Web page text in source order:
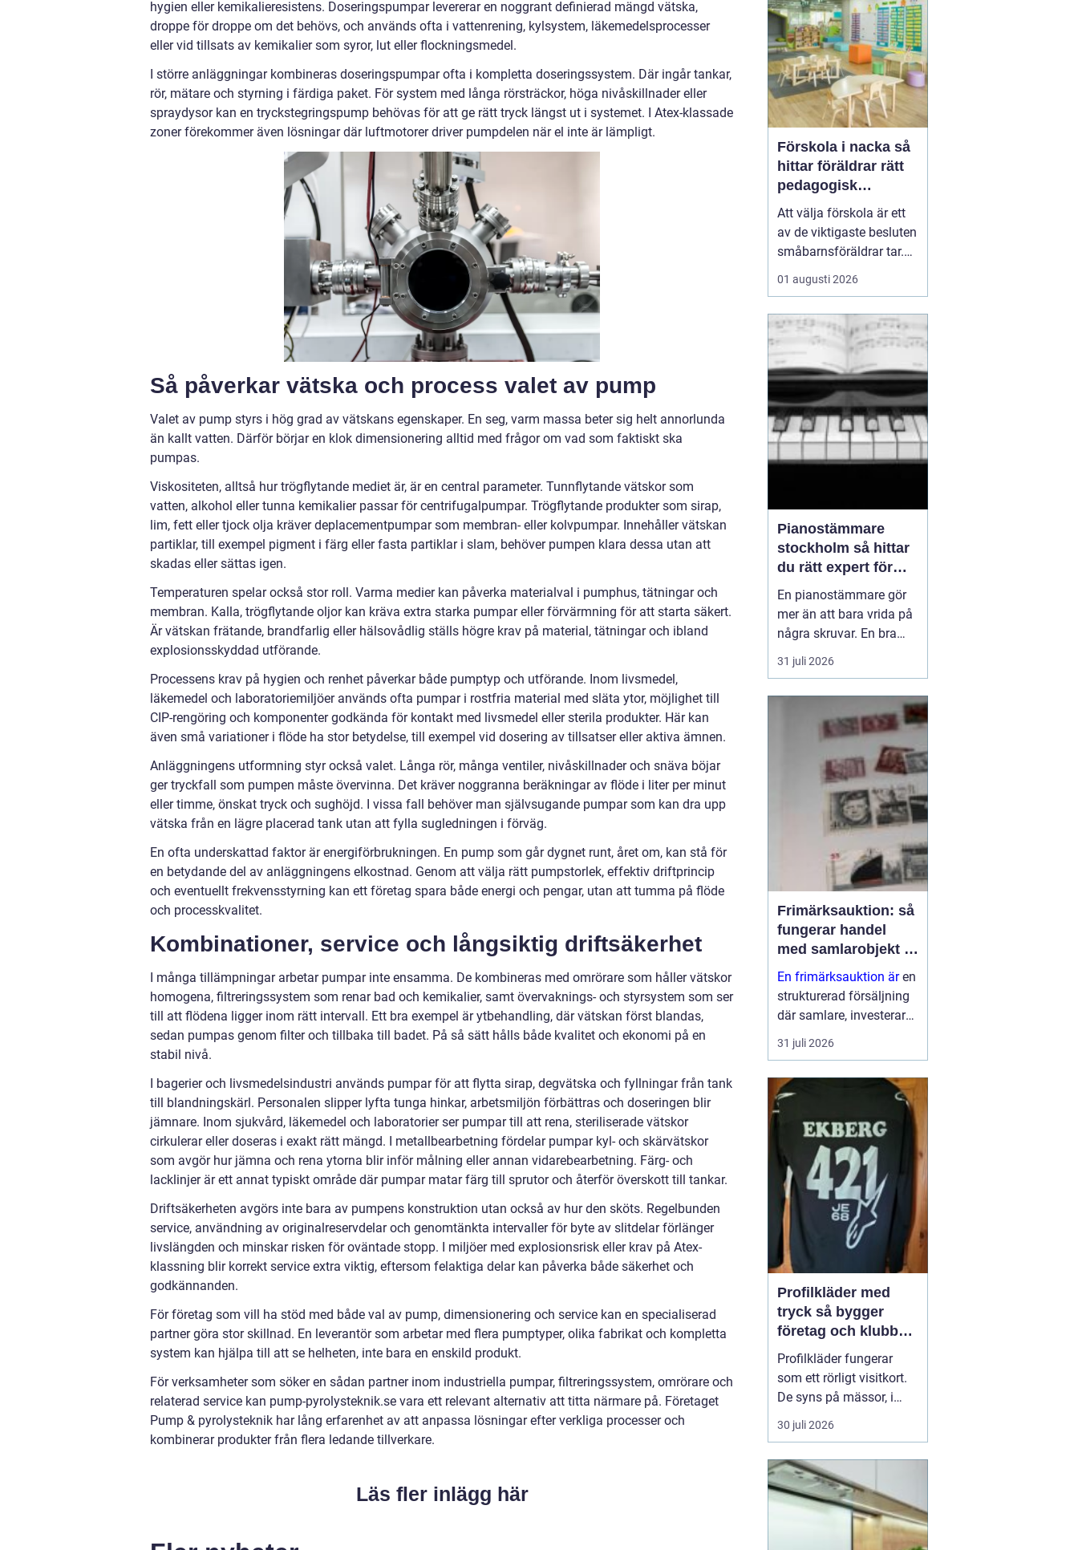
hygien eller kemikalieresistens. Doseringspumpar levererar en noggrant definierad mängd vätska,
droppe för droppe om det behövs, och används ofta i vattenrening, kylsystem, läkemedelsprocesser
eller vid tillsats av kemikalier som syror, lut eller flockningsmedel.
I större anläggningar kombineras doseringspumpar ofta i kompletta doseringssystem. Där ingår tankar,
rör, mätare och styrning i färdiga paket. För system med långa rörsträckor, höga nivåskillnader eller
spraydysor kan en tryckstegringspump behövas för att ge rätt tryck längst ut i systemet. I Atex-klassade
zoner förekommer även lösningar där luftmotorer driver pumpdelen när el inte är lämpligt.
Så påverkar vätska och process valet av pump
Valet av pump styrs i hög grad av vätskans egenskaper. En seg, varm massa beter sig helt annorlunda
än kallt vatten. Därför börjar en klok dimensionering alltid med frågor om vad som faktiskt ska
pumpas.
Viskositeten, alltså hur trögflytande mediet är, är en central parameter. Tunnflytande vätskor som
vatten, alkohol eller tunna kemikalier passar för centrifugalpumpar. Trögflytande produkter som sirap,
lim, fett eller tjock olja kräver deplacementpumpar som membran- eller kolvpumpar. Innehåller vätskan
partiklar, till exempel pigment i färg eller fasta partiklar i slam, behöver pumpen klara dessa utan att
skadas eller sättas igen.
Temperaturen spelar också stor roll. Varma medier kan påverka materialval i pumphus, tätningar och
membran. Kalla, trögflytande oljor kan kräva extra starka pumpar eller förvärmning för att starta säkert.
Är vätskan frätande, brandfarlig eller hälsovådlig ställs högre krav på material, tätningar och ibland
explosionsskyddad utförande.
Processens krav på hygien och renhet påverkar både pumptyp och utförande. Inom livsmedel,
läkemedel och laboratoriemiljöer används ofta pumpar i rostfria material med släta ytor, möjlighet till
CIP-rengöring och komponenter godkända för kontakt med livsmedel eller sterila produkter. Här kan
även små variationer i flöde ha stor betydelse, till exempel vid dosering av tillsatser eller aktiva ämnen.
Anläggningens utformning styr också valet. Långa rör, många ventiler, nivåskillnader och snäva böjar
ger tryckfall som pumpen måste övervinna. Det kräver noggranna beräkningar av flöde i liter per minut
eller timme, önskat tryck och sughöjd. I vissa fall behöver man självsugande pumpar som kan dra upp
vätska från en lägre placerad tank utan att fylla sugledningen i förväg.
En ofta underskattad faktor är energiförbrukningen. En pump som går dygnet runt, året om, kan stå för
en betydande del av anläggningens elkostnad. Genom att välja rätt pumpstorlek, effektiv driftprincip
och eventuellt frekvensstyrning kan ett företag spara både energi och pengar, utan att tumma på flöde
och processkvalitet.
Kombinationer, service och långsiktig driftsäkerhet
I många tillämpningar arbetar pumpar inte ensamma. De kombineras med omrörare som håller vätskor
homogena, filtreringssystem som renar bad och kemikalier, samt övervaknings- och styrsystem som ser
till att flödena ligger inom rätt intervall. Ett bra exempel är ytbehandling, där vätskan först blandas,
sedan pumpas genom filter och tillbaka till badet. På så sätt hålls både kvalitet och ekonomi på en
stabil nivå.
I bagerier och livsmedelsindustri används pumpar för att flytta sirap, degvätska och fyllningar från tank
till blandningskärl. Personalen slipper lyfta tunga hinkar, arbetsmiljön förbättras och doseringen blir
jämnare. Inom sjukvård, läkemedel och laboratorier ser pumpar till att rena, steriliserade vätskor
cirkulerar eller doseras i exakt rätt mängd. I metallbearbetning fördelar pumpar kyl- och skärvätskor
som avgör hur jämna och rena ytorna blir inför målning eller annan vidarebearbetning. Färg- och
lacklinjer är ett annat typiskt område där pumpar matar färg till sprutor och återför överskott till tankar.
Driftsäkerheten avgörs inte bara av pumpens konstruktion utan också av hur den sköts. Regelbunden
service, användning av originalreservdelar och genomtänkta intervaller för byte av slitdelar förlänger
livslängden och minskar risken för oväntade stopp. I miljöer med explosionsrisk eller krav på Atex-
klassning blir korrekt service extra viktig, eftersom felaktiga delar kan påverka både säkerhet och
godkännanden.
För företag som vill ha stöd med både val av pump, dimensionering och service kan en specialiserad
partner göra stor skillnad. En leverantör som arbetar med flera pumptyper, olika fabrikat och kompletta
system kan hjälpa till att se helheten, inte bara en enskild produkt.
För verksamheter som söker en sådan partner inom industriella pumpar, filtreringssystem, omrörare och
relaterad service kan pump-pyrolysteknik.se vara ett relevant alternativ att titta närmare på. Företaget
Pump & pyrolysteknik har lång erfarenhet av att anpassa lösningar efter verkliga processer och
kombinerar produkter från flera ledande tillverkare.
Läs fler inlägg här
att lita på. För den som
söker infor...
Förskola i nacka så
hittar föräldrar rätt
pedagogisk
trygghet
Att välja förskola är ett
av de viktigaste besluten
småbarnsföräldrar tar.
Omsorg, trygghet,
pedagogik och praktisk
fungera tillsammans,
gärna under många år. I
Nacka finns ett brett
utbud av förskolor, både
kommunala och
friståen...
01 augusti 2026
Pianostämmare
stockholm så hittar
du rätt expert för
ditt piano
En pianostämmare gör
mer än att bara vrida på
några skruvar. En bra
stämning påverkar hur
pianot låter, känns och
som Stockholm, där
många bor i lägenhet
och klimatet växlar
kraftigt mellan
årstiderna, ställs extra
31 juli 2026
Frimärksauktion: så
fungerar handel
med samlarobjekt i
praktiken
En frimärksauktion ären
strukturerad försäljning
där samlare, investerare
och nybörjare köper och
säljer frimärken genom
31 juli 2026
Profilkläder med
tryck så bygger
företag och klubbar
en starkare identitet
Profilkläder fungerar
som ett rörligt visitkort.
De syns på mässor, i
butiker, på byggen och
längs vägarna. När
genomtänkta, håller god
kvalitet och har ett
tydligt tryck skapar de
igenkänning, stolthet
30 juli 2026